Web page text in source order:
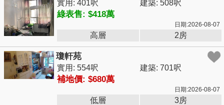
實用: 401呎 建築: 508呎
綠表售: $418萬
日期:2026-08-07
高層 2房
瓊軒苑
實用: 554呎 建築: 701呎
補地價: $680萬
日期:2026-08-07
低層 3房